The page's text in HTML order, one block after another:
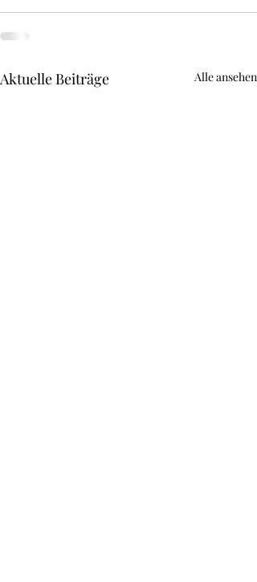
Aktuelle Beiträge Alle ansehen